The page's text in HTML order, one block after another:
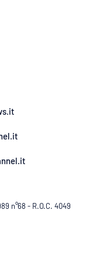
n°68 - R.O.C. 4049